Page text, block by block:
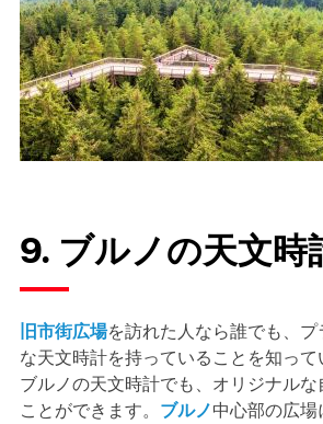
9. ブルノの天文時
旧市街広場を訪れた人なら誰でも、プ
な天文時計を持っていることを知って
ブルノの天文時計でも、オリジナル
ことができます。 ブルノ中心部の広